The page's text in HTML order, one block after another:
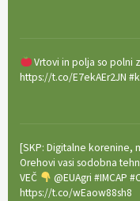
Vrtovi in polja so polni
https://t.co/E7ekAEr2JN
[SKP: Digitalne korenine,
Orehovi vasi sodobna
VEČ
@EUAgri #IMCAP
https://t.co/wEaow88sh8